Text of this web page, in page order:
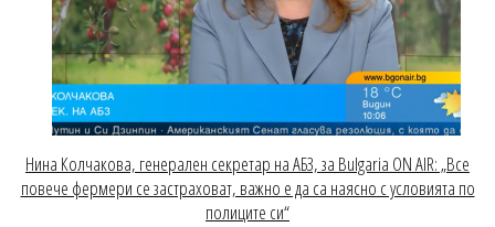
Нина Колчакова, генерален секретар на АБЗ, за Bulgaria ON AIR: „Все
повече фермери се застраховат, важно е да са наясно с условията по
полиците си“